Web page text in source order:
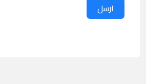
ارسل